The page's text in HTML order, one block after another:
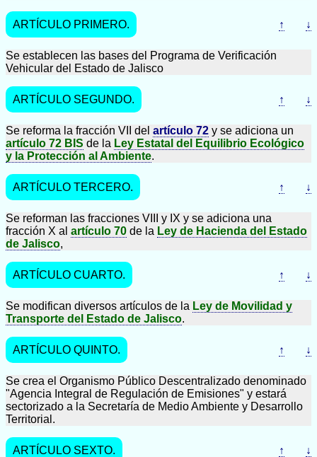
ARTÍCULO PRIMERO. ↑ ↓
Se establecen las bases del Programa de Verificación
Vehicular del Estado de Jalisco
ARTÍCULO SEGUNDO. ↑ ↓
Se reforma la fracción VII del artículo 72 y se adiciona un
artículo 72 BIS de la Ley Estatal del Equilibrio Ecológico
y la Protección al Ambiente.
ARTÍCULO TERCERO. ↑ ↓
Se reforman las fracciones VIII y IX y se adiciona una
fracción X al artículo 70 de la Ley de Hacienda del Estado
de Jalisco,
ARTÍCULO CUARTO. ↑ ↓
Se modifican diversos artículos de la Ley de Movilidad y
Transporte del Estado de Jalisco.
ARTÍCULO QUINTO. ↑ ↓
Se crea el Organismo Público Descentralizado denominado
"Agencia Integral de Regulación de Emisiones" y estará
sectorizado a la Secretaría de Medio Ambiente y Desarrollo
Territorial.
ARTÍCULO SEXTO. ↑ ↓